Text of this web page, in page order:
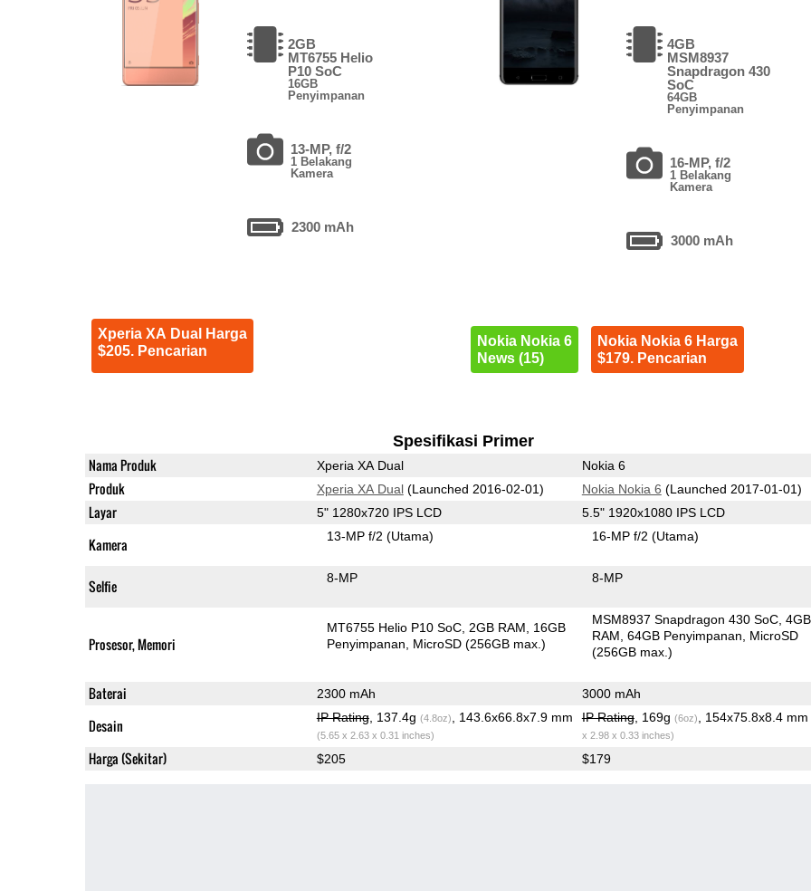
2GB
MT6755 Helio
P10 SoC
16GB
Penyimpanan
13-MP, f/2
1 Belakang
Kamera
2300 mAh
Xperia XA Dual Harga
$205. Pencarian
4GB
MSM8937
Snapdragon 430
SoC
64GB
Penyimpanan
16-MP, f/2
1 Belakang
Kamera
3000 mAh
Nokia Nokia 6
News (15)
Nokia Nokia 6 Harga
$179. Pencarian
Spesifikasi Primer
Nama Produk Xperia XA Dual Nokia 6
Produk Xperia XA Dual(Launched 2016-02-01) Nokia Nokia 6 (Launched 2017-01-01)
Layar 5" 1280x720 IPS LCD 5.5" 1920x1080 IPS LCD
Kamera 13-MP f/2(Utama) 16-MP f/2(Utama)
Selfie 8-MP 8-MP
Prosesor, Memori
MT6755 Helio P10 SoC 2GB RAM
16GB
Penyimpanan
MicroSD (256GB max.)
MSM8937 Snapdragon 430 SoC 4GB
RAM 64GB Penyimpanan
MicroSD
(256GB max.)
Baterai 2300 mAh 3000 mAh
Desain IP Rating, 137.4g (4.8oz) , 143.6x66.8x7.9 mm
(5.65 x 2.63 x 0.31 inches)
IP Rating, 169g (6oz) , 154x75.8x8.4 mm
x 2.98 x 0.33 inches)
Harga (Sekitar) $205 $179